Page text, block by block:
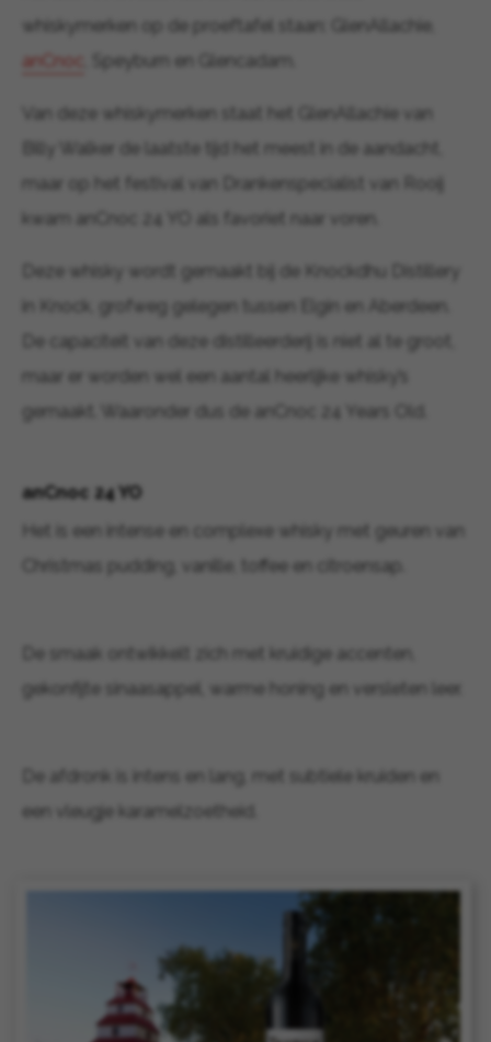
whiskymerken op de proeftafel staan: GlenAllachie,
anCnoc
, Speyburn en Glencadam.
Van deze whiskymerken staat het GlenAllachie van
Billy Walker de laatste tijd het meest in de aandacht,
maar op het festival van Drankenspecialist van Rooij
kwam anCnoc 24 YO als favoriet naar voren.
Deze whisky wordt gemaakt bij de Knockdhu Distillery
in Knock, grofweg gelegen tussen Elgin en Aberdeen.
De capaciteit van deze distilleerderij is niet al te groot,
maar er worden wel een aantal heerlijke whisky’s
gemaakt. Waaronder dus de anCnoc 24 Years Old.
anCnoc 24 YO
Het is een intense en complexe whisky met geuren van
Christmas pudding, vanille, toffee en citroensap.
De smaak ontwikkelt zich met kruidige accenten,
gekonfijte sinaasappel, warme honing en versleten leer.
De afdronk is intens en lang, met subtiele kruiden en
een vleugje karamelzoetheid.